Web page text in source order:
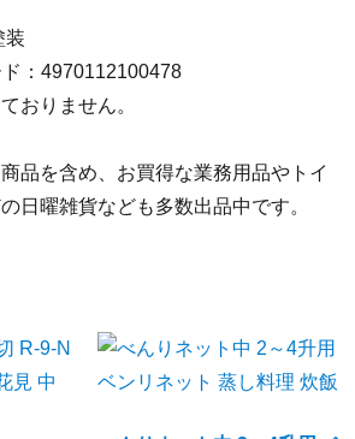
装
：4970112100478
おりません。
品を含め、お買得な業務用品やトイ
日曜雑貨なども多数出品中です。